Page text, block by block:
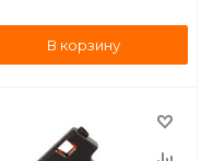
В корзину